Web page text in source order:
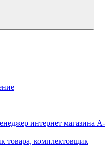
интернет магазина A-
товара, комплектовщик